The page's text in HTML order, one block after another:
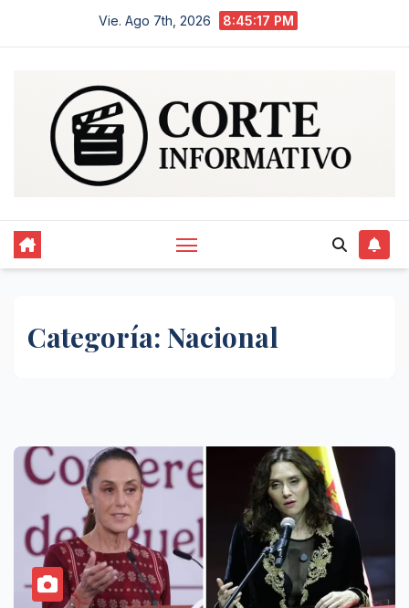
Vie. Ago 7th, 2026 8:45:18 PM
Categoría: Nacional